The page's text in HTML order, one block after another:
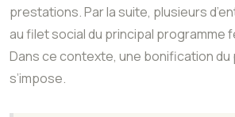
prestations. Par la suite, plusieurs
au filet social du principal programme
Dans ce contexte, une bonification du
s’impose.